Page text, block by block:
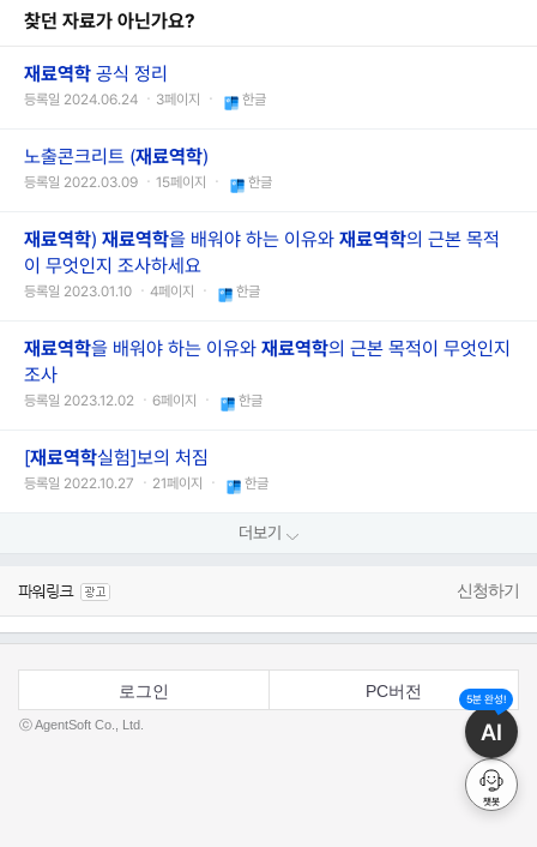
찾던 자료가 아닌가요?
재료역학 공식 정리
등록일 2024.06.24 ㆍ3페이지 ㆍ 한글
노출콘크리트 (재료역학)
등록일 2022.03.09 ㆍ15페이지 ㆍ 한글
재료역학) 재료역학을 배워야 하는 이유와 재료역학의 근본 목적
이 무엇인지 조사하세요
등록일 2023.01.10 ㆍ4페이지 ㆍ 한글
재료역학을 배워야 하는 이유와 재료역학의 근본 목적이 무엇인지
조사
등록일 2023.12.02 ㆍ6페이지 ㆍ 한글
[재료역학실험]보의 처짐
등록일 2022.10.27 ㆍ21페이지 ㆍ 한글
더보기
신청하기
로그인 PC버전
ⓒ AgentSoft Co., Ltd.
5분 완성!
AI
챗봇